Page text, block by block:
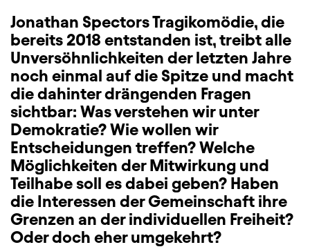
Jonathan Spectors Tragikomödie, die
bereits 2018 entstanden ist, treibt alle
Unversöhnlichkeiten der letzten Jahre
noch einmal auf die Spitze und macht
die dahinter drängenden Fragen
sichtbar: Was verstehen wir unter
Demokratie? Wie wollen wir
Entscheidungen treffen? Welche
Möglichkeiten der Mitwirkung und
Teilhabe soll es dabei geben? Haben
die Interessen der Gemeinschaft ihre
Grenzen an der individuellen Freiheit?
Oder doch eher umgekehrt?